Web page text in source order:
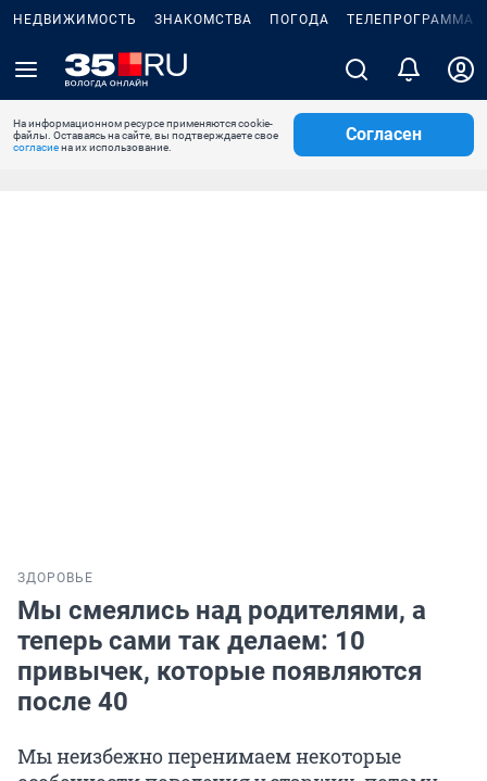
НЕДВИЖИМОСТЬ ЗНАКОМСТВА ПОГОДА ТЕЛЕПРОГРАММА
На информационном ресурсе применяются cookie-
файлы. Оставаясь на сайте, вы подтверждаете свое
согласиена их использование.
Согласен
ЗДОРОВЬЕ
Мы смеялись над родителями, а
теперь сами так делаем: 10
привычек, которые появляются
после 40
Мы неизбежно перенимаем некоторые